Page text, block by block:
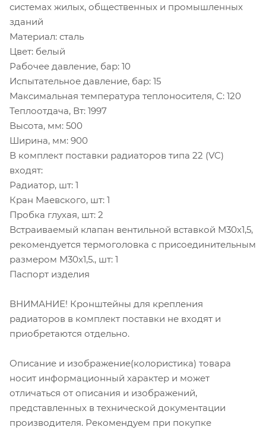
системах жилых, общественных и промышленных
зданий
Материал: сталь
Цвет: белый
Рабочее давление, бар: 10
Испытательное давление, бар: 15
Максимальная температура теплоносителя, С: 120
Теплоотдача, Вт: 1997
Высота, мм: 500
Ширина, мм: 900
В комплект поставки радиаторов типа 22 (VC)
входят:
Радиатор, шт: 1
Кран Маевского, шт: 1
Пробка глухая, шт: 2
Встраиваемый клапан вентильной вставкой М30х1,5,
рекомендуется термоголовка с присоединительным
размером М30х1,5., шт: 1
Паспорт изделия
ВНИМАНИЕ! Кронштейны для крепления
радиаторов в комплект поставки не входят и
приобретаются отдельно.
Описание и изображение(колористика) товара
носит информационный характер и может
отличаться от описания и изображений,
представленных в технической документации
производителя. Рекомендуем при покупке